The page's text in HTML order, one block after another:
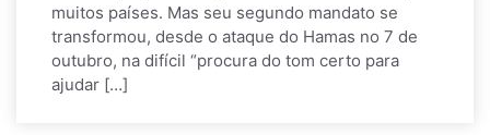
muitos países. Mas seu segundo mandato se
transformou, desde o ataque do Hamas no 7 de
outubro, na difícil “procura do tom certo para
ajudar […]